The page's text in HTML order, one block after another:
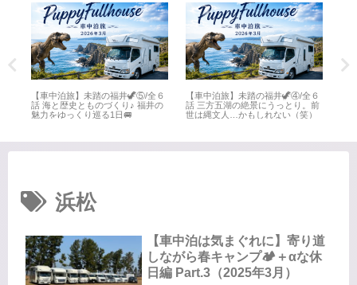
【車中泊旅】未踏の福井🦖⑤/全６
話 海と歴史とものづくり♪ 福井の
魅力をゆっくり巡る1日🚐
【車中泊旅】未踏の福井🦖④/全６
話 三方五湖の絶景にうっとり。前
世は縄文人…かもしれない（笑）
浜松
【車中泊は気まぐれに】寄り道
しながら春キャンプ🏕️＋αな休
日編 Part.3（2025年3月）